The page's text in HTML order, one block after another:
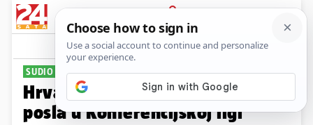
PRIJAVA
Sport Komentari
SUDIO U FRANCUSKOJ
Hrvatski sudac imao pune ruke
posla u Konferencijskoj ligi